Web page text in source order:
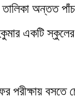
অন্তত
একটি
পরীক্ষায়